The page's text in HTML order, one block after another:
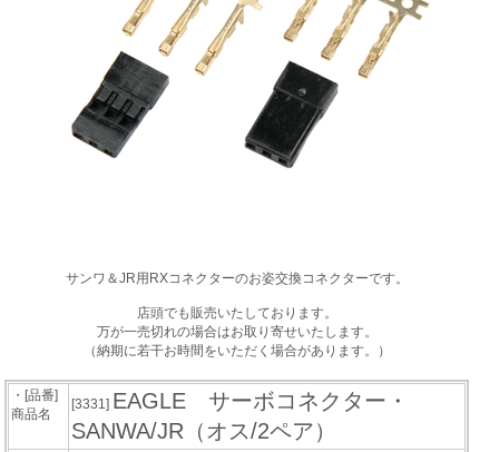
サンワ＆JR用RXコネクターのお姿交換コネクターです。
店頭でも販売いたしております。
万が一売切れの場合はお取り寄せいたします。
（納期に若干お時間をいただく場合があります。）
・[品番]
商品名
[3331] EAGLE サーボコネクター・
SANWA/JR（オス/2ペア）